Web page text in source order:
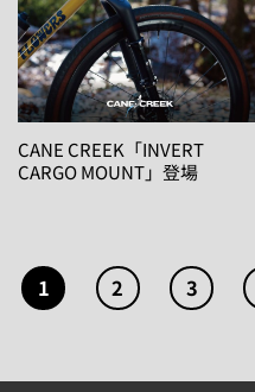
CANE CREEK「INVERT
CARGO MOUNT」登場
1 2 3